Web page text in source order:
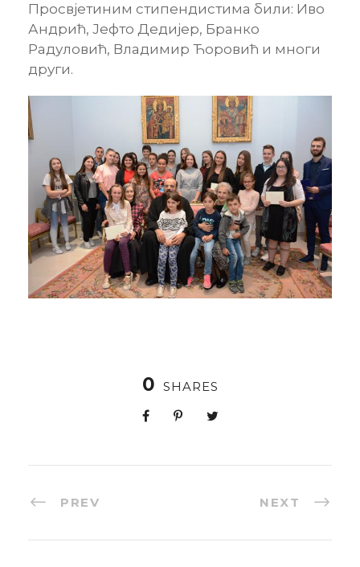
Просвјетиним стипендистима били: Иво
Андрић, Јефто Дедијер, Бранко
Радуловић, Владимир Ћоровић и многи
други.
0 SHARES
PREV NEXT